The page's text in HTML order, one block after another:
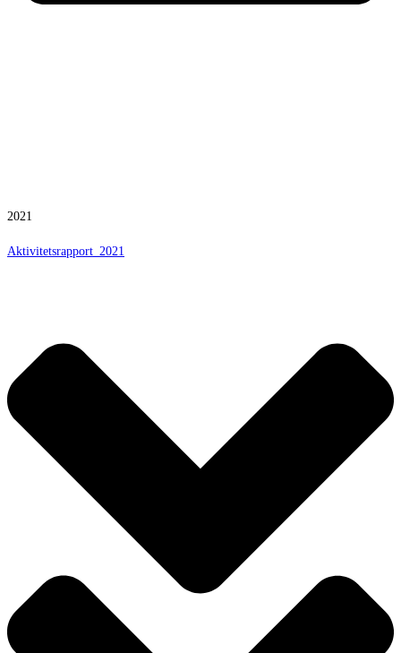
2021
Aktivitetsrapport_2021